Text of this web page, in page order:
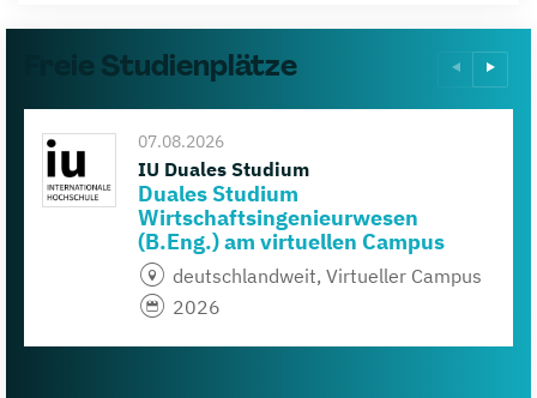
Freie Studienplätze
07.08.2026
IU Duales Studium
Duales Studium
Wirtschaftsingenieurwesen
(B.Eng.) am virtuellen Campus
deutschlandweit, Virtueller Campus
2026